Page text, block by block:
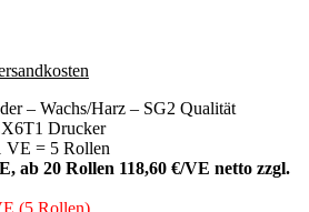
– Wachs/Harz – SG2 Qualität
Drucker
VE = 5 Rollen
ab 20 Rollen 118,60 €/VE netto zzgl.